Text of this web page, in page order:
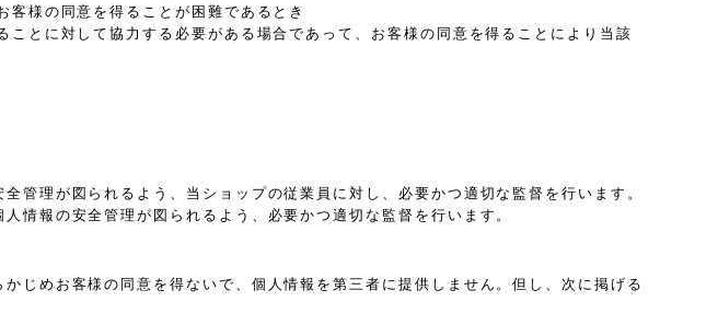
客様の同意を得ることが困難であるとき
とに対して協力する必要がある場合であって、お客様の同意を得ることにより当該
管理が図られるよう、当ショップの従業員に対し、必要かつ適切な監督を行います。
情報の安全管理が図られるよう、必要かつ適切な監督を行います。
じめお客様の同意を得ないで、個人情報を第三者に提供しません。但し、次に掲げる